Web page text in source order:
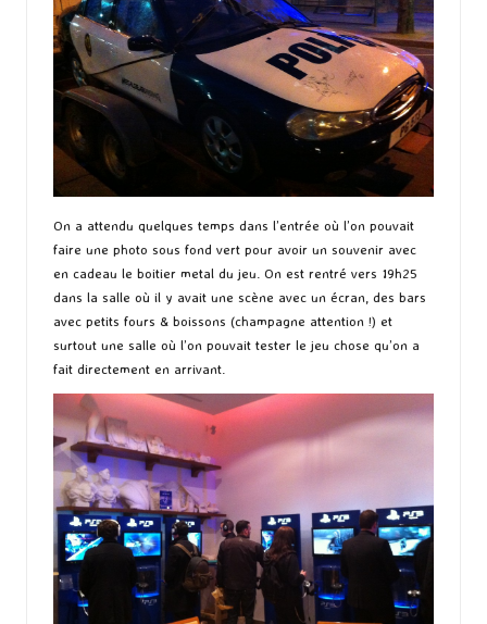
On a attendu quelques temps dans l’entrée où l’on pouvait
faire une photo sous fond vert pour avoir un souvenir avec
en cadeau le boitier metal du jeu. On est rentré vers 19h25
dans la salle où il y avait une scène avec un écran, des bars
avec petits fours & boissons (champagne attention !) et
surtout une salle où l’on pouvait tester le jeu chose qu’on a
fait directement en arrivant.